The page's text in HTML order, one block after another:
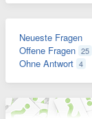
Neueste Fragen
Offene Fragen 25
Ohne Antwort 4